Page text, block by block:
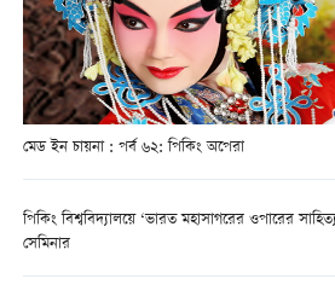
মেড ইন চায়না : পর্ব ৬২: পিকিং অপেরা
পিকিং বিশ্ববিদ্যালয়ে ‘ভারত মহাসাগরের ওপারের
সেমিনার